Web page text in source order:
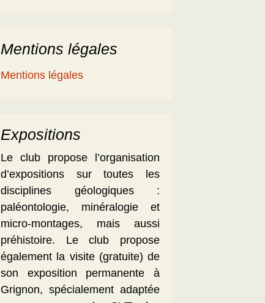
Mentions légales
Mentions légales
Expositions
Le club propose l’organisation
d’expositions sur toutes les
disciplines géologiques :
paléontologie, minéralogie et
micro-montages, mais aussi
préhistoire. Le club propose
également la visite (gratuite) de
son exposition permanente à
Grignon, spécialement adaptée